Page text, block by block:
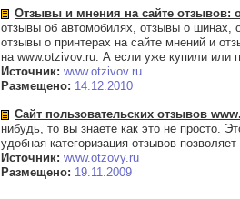
Отзывы и мнения на сайте отзывов:
отзывы об автомобилях, отзывы о шинах,
отзывы о принтерах на сайте мнений и
на www.otzivov.ru. А если уже купили или
Источник: www.otzivov.ru
Размещено: 14.12.2010
Сайт пользовательских отзывов
нибудь, то вы знаете как это не просто.
удобная категоризация отзывов
Источник: www.otzovy.ru
Размещено: 19.11.2009